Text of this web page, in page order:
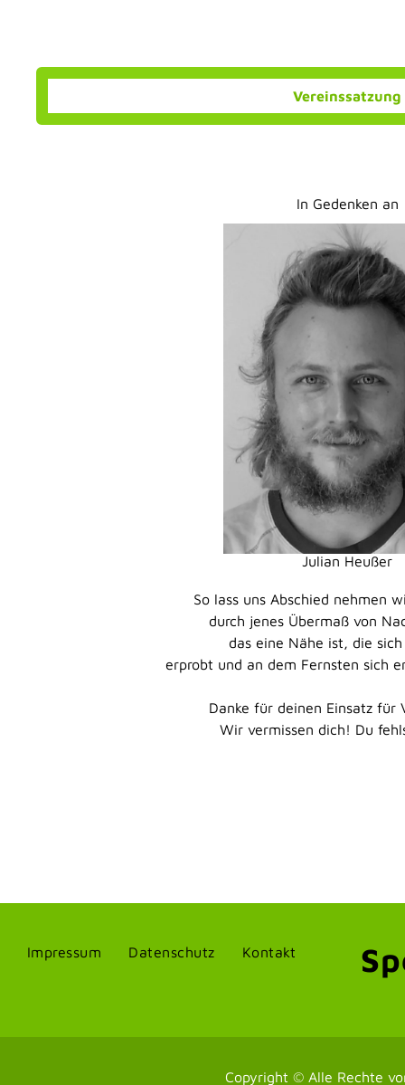
Vereinssatzung
In Gedenken an
So lass uns Abschied nehmen
durch jenes Übermaß von
das eine Nähe ist, die
erprobt und an dem Fernsten sich
Danke für deinen Einsatz für
Wir vermissen dich! Du
Impressum Datenschutz Kontakt
Copyright © Alle Rechte